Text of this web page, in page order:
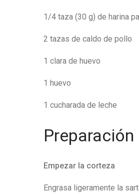
1/4 taza (30 g) de harina
2 tazas de caldo de pollo
1 clara de huevo
1 huevo
1 cucharada de leche
Preparación
Empezar la corteza
Engrasa ligeramente la